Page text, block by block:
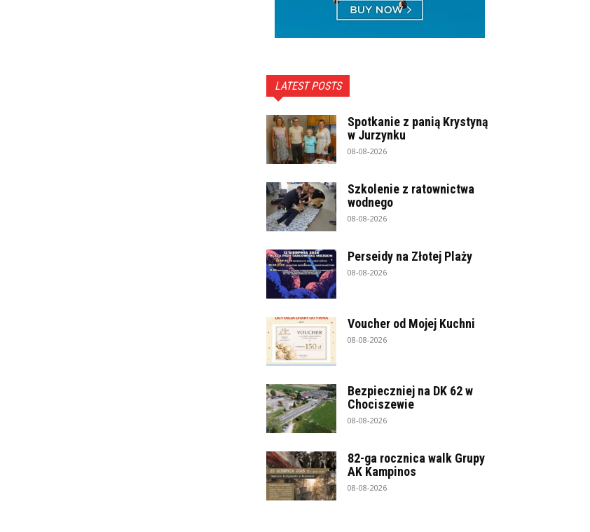
LATEST POSTS
Spotkanie z panią Krystyną
w Jurzynku
08-08-2026
Szkolenie z ratownictwa
wodnego
08-08-2026
Perseidy na Złotej Plaży
08-08-2026
Voucher od Mojej Kuchni
08-08-2026
Bezpieczniej na DK 62 w
Chociszewie
08-08-2026
82-ga rocznica walk Grupy
AK Kampinos
08-08-2026